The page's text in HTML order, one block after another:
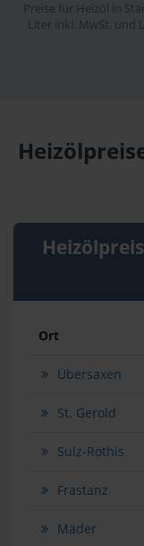
Preise für Heizöl in
Liter inkl. MwSt. und
Ort
Übersaxen
St. Gerold
Sulz-Röthis
Frastanz
Mäder